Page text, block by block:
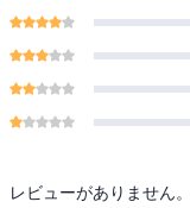
レビューがありません。